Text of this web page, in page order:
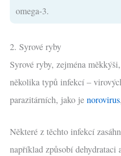
omega-3.
2. Syrové ryby
Syrové ryby, zejména
několika typů infekcí –
parazitárních, jako je norovirus
Některé z těchto infekcí
například způsobí dehydrataci